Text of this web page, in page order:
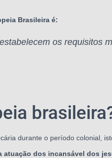
Brasileira é:
os
durante o período colonial,
dos incansável dos